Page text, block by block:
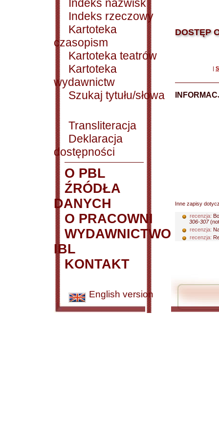
Indeks nazwisk
Indeks rzeczowy
Kartoteka
czasopism
Kartoteka teatrów
Kartoteka
wydawnictw
Szukaj tytułu/słowa
Transliteracja
Deklaracja
dostępności
O PBL
ŹRÓDŁA
DANYCH
O PRACOWNI
WYDAWNICTWO
IBL
KONTAKT
English version
DOSTĘP
|
Inne zapisy
recenzja:
306-307
recenzja:
recenzja: